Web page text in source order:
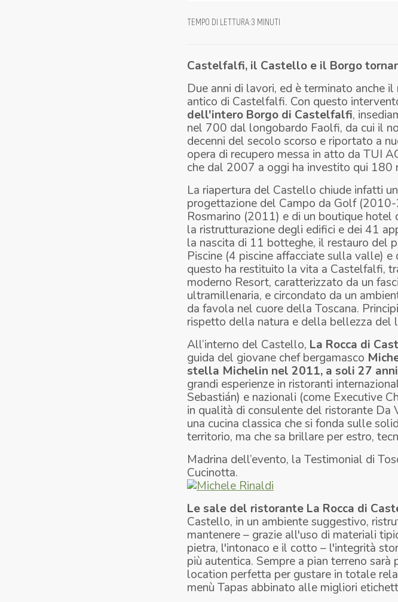
TEMPO DI LETTURA:3 MINUTI
Castelfalfi, il Castello e il Borgo
Due anni di lavori, ed è terminato anche
antico di Castelfalfi. Con questo
dell'intero Borgo di Castelfalfi,
nel 700 dal longobardo Faolfi, da cui il
decenni del secolo scorso e riportato a
opera di recupero messa in atto da TUI
che dal 2007 a oggi ha investito qui 180
La riapertura del Castello chiude infatti
progettazione del Campo da Golf
Rosmarino (2011) e di un boutique
la ristrutturazione degli edifici e dei 41
la nascita di 11 botteghe, il restauro del
Piscine (4 piscine affacciate sulla valle)
questo ha restituito la vita a Castelfalfi,
moderno Resort, caratterizzato da un
ultramillenaria, e circondato da un
da favola nel cuore della Toscana.
rispetto della natura e della bellezza del
All’interno del Castello, La Rocca di
guida del giovane chef bergamasco
stella Michelin nel 2011, a soli 27 anni
grandi esperienze in ristoranti
Sebastián) e nazionali (come Executive
in qualità di consulente del ristorante Da
una cucina classica che si fonda sulle
territorio, ma che sa brillare per estro,
Madrina dell’evento, la Testimonial di
Cucinotta.
Le sale del ristorante La Rocca di
Castello, in un ambiente suggestivo,
mantenere – grazie all'uso di materiali
pietra, l'intonaco e il cotto – l'integrità
più autentica. Sempre a pian terreno
location perfetta per gustare in totale
menù Tapas abbinato alle migliori